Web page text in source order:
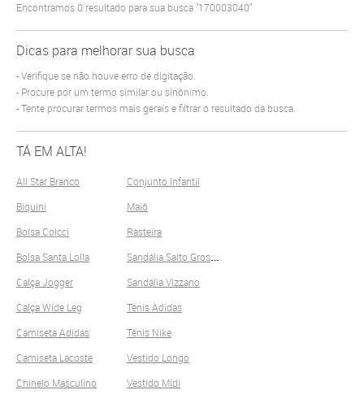
Encontramos0 resultado para sua busca"170003040"
Dicas para melhorar sua busca
Verifique se não houve erro de digitação.
Procure por um termo similar ou sinônimo.
Tente procurar termos mais gerais e filtrar o resultado da busca.
TÁ EM ALTA!
All Star Branco
Biquini
Bolsa Colcci
Bolsa Santa Lolla
Calça Jogger
Calça Wide Leg
Camiseta Adidas
Camiseta Lacoste
Chinelo Masculino
Conjunto Infantil
Maiô
Rasteira
S
andália Salto Grosso
Sandália Vizzano
Tênis Adidas
Tênis Nike
Vestido Longo
Vestido Midi